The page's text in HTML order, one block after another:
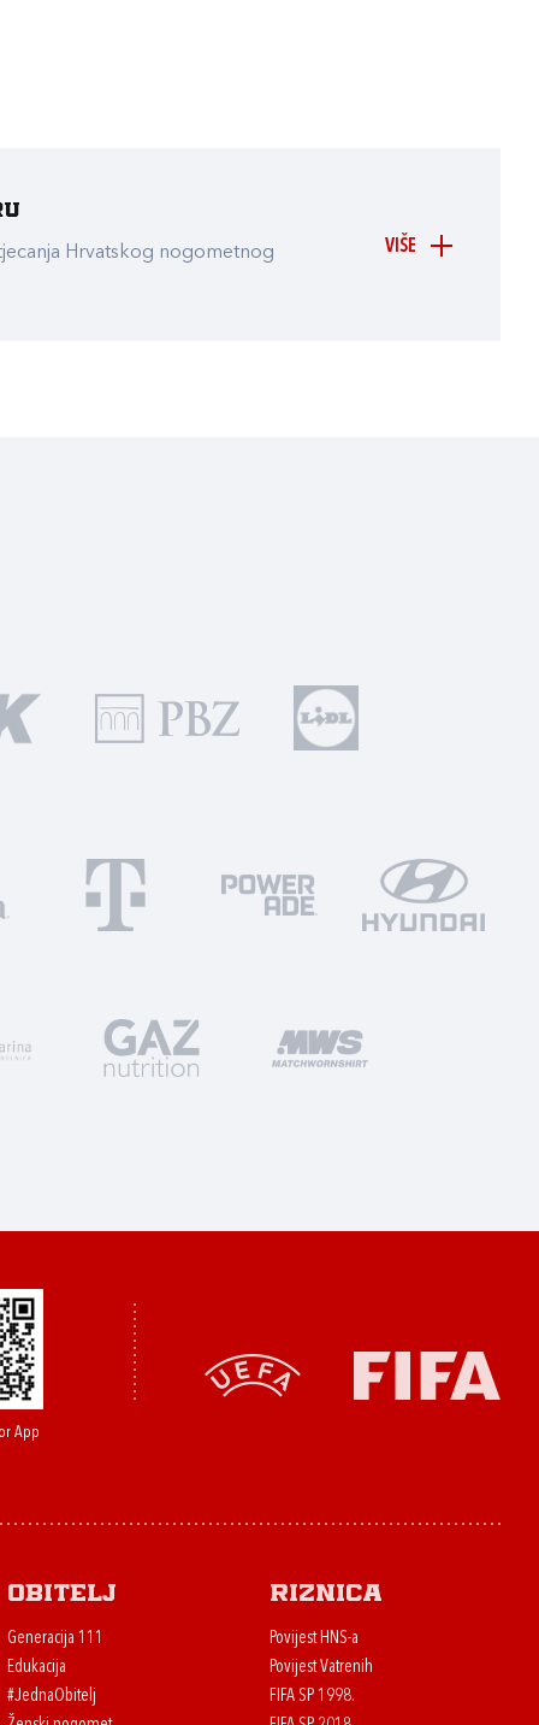
VIŠE
Hrvatskog nogometnog
App
Obitelj
Generacija 111
Edukacija
#JednaObitelj
Riznica
Povijest HNS-a
Povijest Vatrenih
FIFA SP 1998.